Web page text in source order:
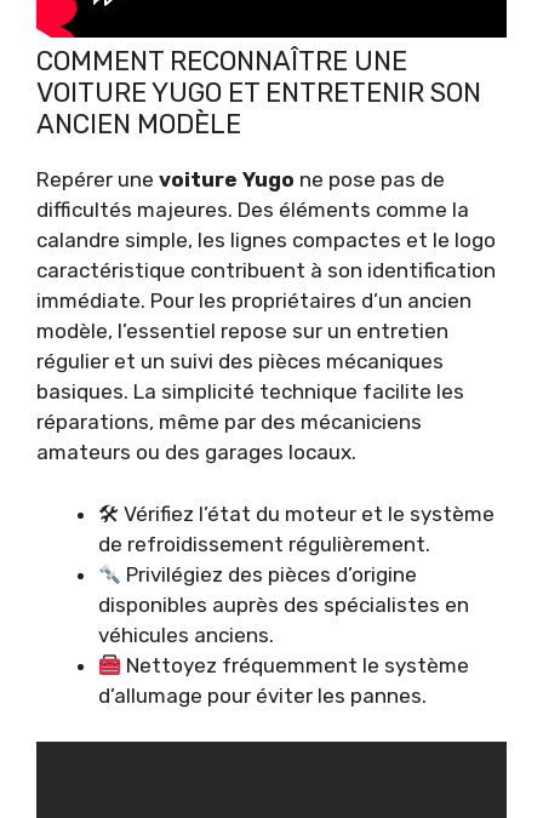
COMMENT RECONNAÎTRE UNE
VOITURE YUGO ET ENTRETENIR SON
ANCIEN MODÈLE
Repérer une voiture Yugo ne pose pas de
difficultés majeures. Des éléments comme la
calandre simple, les lignes compactes et le logo
caractéristique contribuent à son identification
immédiate. Pour les propriétaires d’un ancien
modèle, l’essentiel repose sur un entretien
régulier et un suivi des pièces mécaniques
basiques. La simplicité technique facilite les
réparations, même par des mécaniciens
amateurs ou des garages locaux.
🛠 Vérifiez l’état du moteur et le système
de refroidissement régulièrement.
Privilégiez des pièces d’origine
disponibles auprès des spécialistes en
véhicules anciens.
Nettoyez fréquemment le système
d’allumage pour éviter les pannes.